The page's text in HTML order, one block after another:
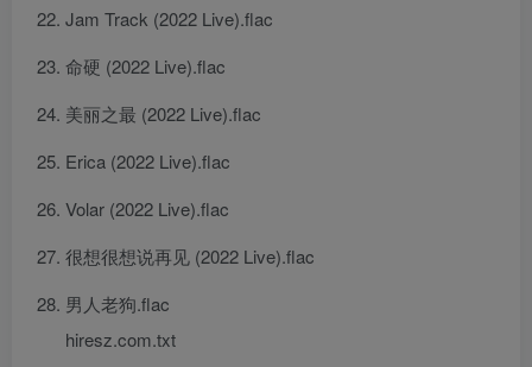
Jam Track (2022 Live).flac
命硬 (2022 Live).flac
美丽之最 (2022 Live).flac
Erica (2022 Live).flac
Volar (2022 Live).flac
很想很想说再见 (2022 Live).flac
男人老狗.flac
hiresz.com.txt